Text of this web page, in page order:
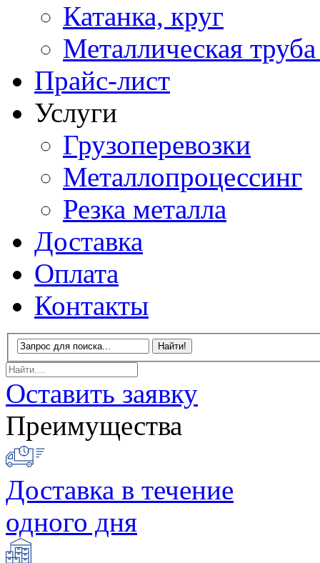
Катанка, круг
Металлическая
Прайс-лист
Услуги
Грузоперевозки
Металлопроцессинг
Резка металла
Доставка
Оплата
Контакты
Оставить заявку
Преимущества
Доставка в течение
одного дня